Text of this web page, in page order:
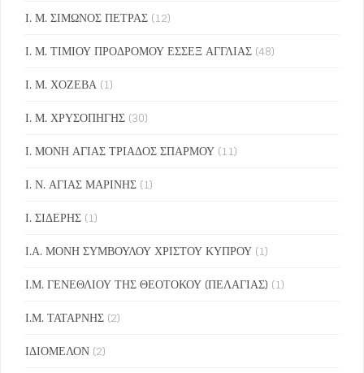
Ι. Μ. ΣΙΜΩΝΟΣ ΠΕΤΡΑΣ (12)
Ι. Μ. ΤΙΜΙΟΥ ΠΡΟΔΡΟΜΟΥ ΕΣΣΕΞ ΑΓΓΛΙΑΣ (48)
Ι. Μ. ΧΟΖΕΒΑ (1)
Ι. Μ. ΧΡΥΣΟΠΗΓΗΣ (30)
Ι. ΜΟΝΗ ΑΓΙΑΣ ΤΡΙΑΔΟΣ ΣΠΑΡΜΟΥ (11)
Ι. Ν. ΑΓΙΑΣ ΜΑΡΙΝΗΣ (1)
Ι. ΣΙΔΕΡΗΣ (1)
Ι.Α. ΜΟΝΗ ΣΥΜΒΟΥΛΟΥ ΧΡΙΣΤΟΥ ΚΥΠΡΟΥ (1)
Ι.Μ. ΓΕΝΕΘΛΙΟΥ ΤΗΣ ΘΕΟΤΟΚΟΥ (ΠΕΛΑΓΙΑΣ) (1)
Ι.Μ. ΤΑΤΑΡΝΗΣ (2)
ΙΔΙΟΜΕΛΟΝ (2)